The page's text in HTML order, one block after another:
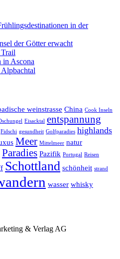
in der
der Götter erwacht
in Ascona
weinstrasse China Cook Inseln
Eisacktal entspannung
Fidschi gesundheit Golfparadies highlands
Meer Mittelmeer natur
Paradies Pazifik Portugal Reisen
Schottland schönheit strand
wasser whisky
& Verlag AG